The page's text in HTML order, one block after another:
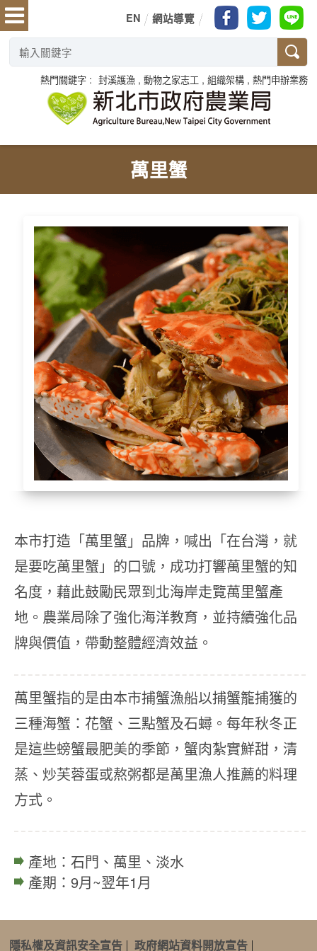
EN 網站導覽
熱門關鍵字 封溪護漁 動物之家志工 組織架構 熱門申辦業務
萬里蟹
本市打造「萬里蟹」品牌，喊出「在台灣，就
是要吃萬里蟹」的口號，成功打響萬里蟹的知
名度，藉此鼓勵民眾到北海岸走覽萬里蟹產
地。農業局除了強化海洋教育，並持續強化品
牌與價值，帶動整體經濟效益。
萬里蟹指的是由本市捕蟹漁船以捕蟹籠捕獲的
三種海蟹：花蟹、三點蟹及石蟳。每年秋冬正
是這些螃蟹最肥美的季節，蟹肉紮實鮮甜，清
蒸、炒芙蓉蛋或熬粥都是萬里漁人推薦的料理
方式。
產地：石門、萬里、淡水
產期：9月~翌年1月
隱私權及資訊安全宣告 政府網站資料開放宣告